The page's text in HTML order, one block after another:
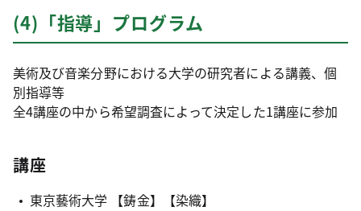
(4)「指導」プログラム
美術及び音楽分野における大学の研究者による講義、個
別指導等
全4講座の中から希望調査によって決定した1講座に参加
講座
東京藝術大学 【鋳金】【染織】